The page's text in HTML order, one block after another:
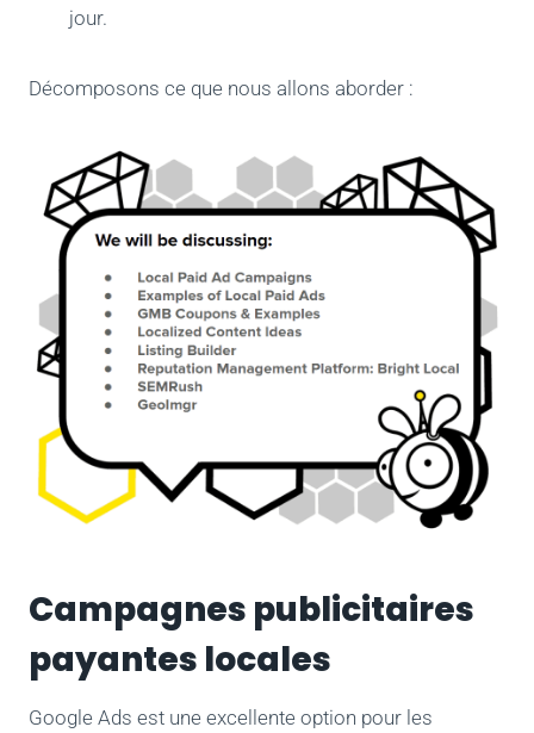
jour.
Décomposons ce que nous allons aborder :
Campagnes publicitaires
payantes locales
Google Ads est une excellente option pour les